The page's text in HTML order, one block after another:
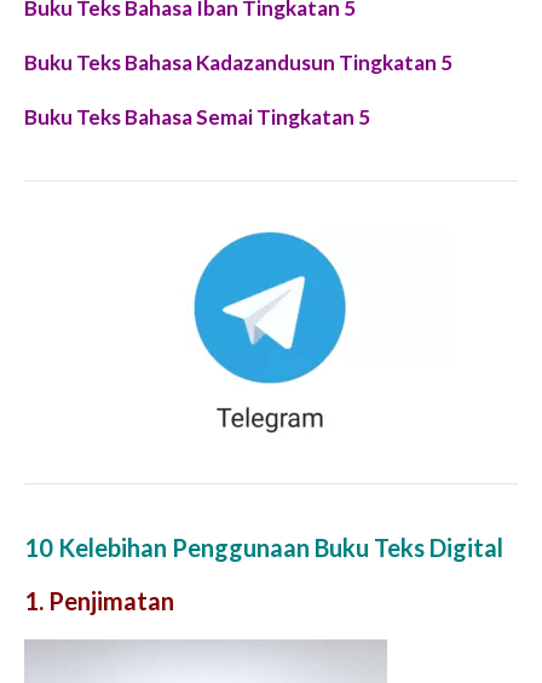
Buku Teks Bahasa Iban Tingkatan 5
Buku Teks Bahasa Kadazandusun Tingkatan 5
Buku Teks Bahasa Semai Tingkatan 5
10 Kelebihan Penggunaan Buku Teks Digital
1. Penjimatan